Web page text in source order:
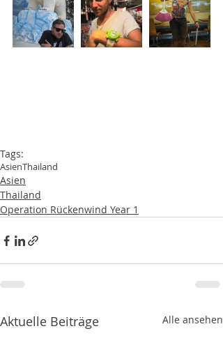
Tags:
AsienThailand
Asien
Thailand
Operation Rückenwind Year 1
Aktuelle Beiträge Alle ansehen